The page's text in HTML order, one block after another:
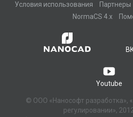
Условия использования
Партнеры
NormaCS 4.x
Youtube
© ООО «Нанософт разработка»,
регулировании»,